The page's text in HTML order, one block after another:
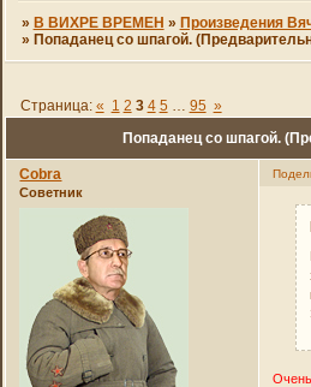
» В ВИХРЕ ВРЕМЕН » Произведения
» Попаданец со шпагой.
Попаданец со шпагой.
Страница: « 1 2 3 4 5 … 95 »
Cobra
Советник